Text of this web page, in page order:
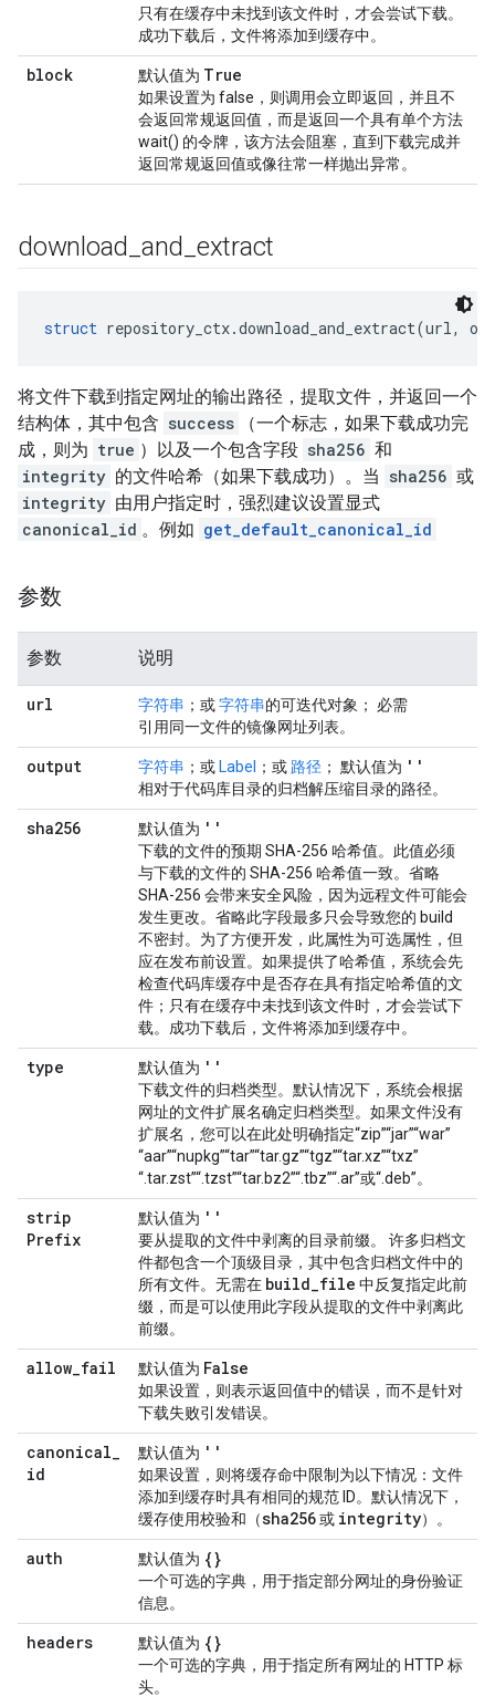
只有在缓存中未找到该文件时，才会尝试下载。
成功下载后，文件将添加到缓存中。
block 默认值为 True
如果设置为 false，则调用会立即返回，并且不
会返回常规返回值，而是返回一个具有单个方法
wait() 的令牌，该方法会阻塞，直到下载完成并
返回常规返回值或像往常一样抛出异常。
download and extract
struct
将文件下载到指定网址的输出路径，提取文件，并返回一个
结构体，其中包含 success
（一个标志，如果下载成功完
成，则为 true ）以及一个包含字段 sha256 和
integrity 的文件哈希（如果下载成功）。当 sha256 或
integrity 由用户指定时，强烈建议设置显式
canonical_id 。例如 get_default_canonical_id
参数
参数 说明
url 字符串 ；或字符串的可迭代对象； 必需
引用同一文件的镜像网址列表。
output 字符串 ；或 Label ；或 路径 ； 默认值为 ''
相对于代码库目录的归档解压缩目录的路径。
sha256 默认值为 ''
下载的文件的预期 SHA-256 哈希值。此值必须
与下载的文件的 SHA-256 哈希值一致。省略
SHA-256 会带来安全风险，因为远程文件可能会
发生更改。省略此字段最多只会导致您的 build
不密封。为了方便开发，此属性为可选属性，但
应在发布前设置。如果提供了哈希值，系统会先
检查代码库缓存中是否存在具有指定哈希值的文
件；只有在缓存中未找到该文件时，才会尝试下
载。成功下载后，文件将添加到缓存中。
type 默认值为 ''
下载文件的归档类型。默认情况下，系统会根据
网址的文件扩展名确定归档类型。如果文件没有
扩展名，您可以在此处明确指定“zip”“jar”“war”
“aar”“nupkg”“tar”“tar.gz”“tgz”“tar.xz”“txz”
“.tar.zst”“.tzst”“tar.bz2”“.tbz”“.ar”或“.deb”。
strip
Prefix
默认值为 ''
要从提取的文件中剥离的目录前缀。 许多归档文
件都包含一个顶级目录，其中包含归档文件中的
所有文件。无需在 build_file 中反复指定此前
缀，而是可以使用此字段从提取的文件中剥离此
前缀。
allow_fail 默认值为 False
如果设置，则表示返回值中的错误，而不是针对
下载失败引发错误。
canonical_
id
默认值为 ''
如果设置，则将缓存命中限制为以下情况：文件
添加到缓存时具有相同的规范 ID。默认情况下，
缓存使用校验和（sha256或 integrity）。
auth 默认值为 {}
一个可选的字典，用于指定部分网址的身份验证
信息。
headers 默认值为 {}
一个可选的字典，用于指定所有网址的 HTTP 标
头。